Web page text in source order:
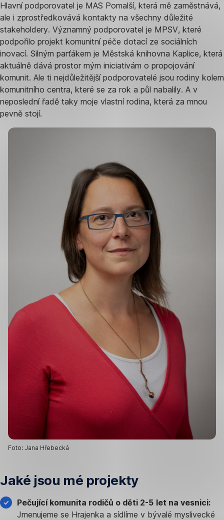
Hlavní podporovatel je MAS Pomalší, která mě zaměstnává,
ale i zprostředkovává kontakty na všechny důležité
stakeholdery. Významný podporovatel je MPSV, které
podpořilo projekt komunitní péče dotací ze sociálních
inovací. Silným parťákem je Městská knihovna Kaplice, která
aktuálně dává prostor mým iniciativám o propojování
komunit. Ale ti nejdůležitější podporovatelé jsou rodiny kolem
komunitního centra, které se za rok a půl nabalily. A v
neposlední řadě taky moje vlastní rodina, která za mnou
pevně stojí.
Foto: Jana Hřebecká
Jaké jsou mé projekty
Pečující komunita rodičů o děti 2-5 let na vesnici:
Jmenujeme se Hrajenka a sídlíme v bývalé myslivecké